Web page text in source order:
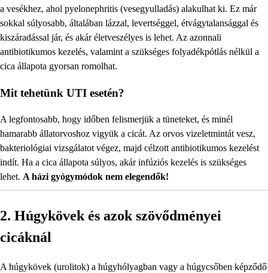
a vesékhez, ahol pyelonephritis (vesegyulladás) alakulhat ki. Ez már
sokkal súlyosabb, általában lázzal, levertséggel, étvágytalansággal és
kiszáradással jár, és akár életveszélyes is lehet. Az azonnali
antibiotikumos kezelés, valamint a szükséges folyadékpótlás nélkül a
cica állapota gyorsan romolhat.
Mit tehetünk UTI esetén?
A legfontosabb, hogy időben felismerjük a tüneteket, és minél
hamarabb állatorvoshoz vigyük a cicát. Az orvos vizeletmintát vesz,
bakteriológiai vizsgálatot végez, majd célzott antibiotikumos kezelést
indít. Ha a cica állapota súlyos, akár infúziós kezelés is szükséges
lehet. A házi gyógymódok nem elegendők!
2. Húgykövek és azok szövődményei
cicáknál
A húgykövek (urolitok) a húgyhólyagban vagy a húgycsőben képződő